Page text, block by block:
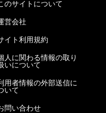
のサイトについて
営会社
イト利用規約
人に関わる情報の取り
いについて
用者情報の外部送信に
いて
問い合わせ